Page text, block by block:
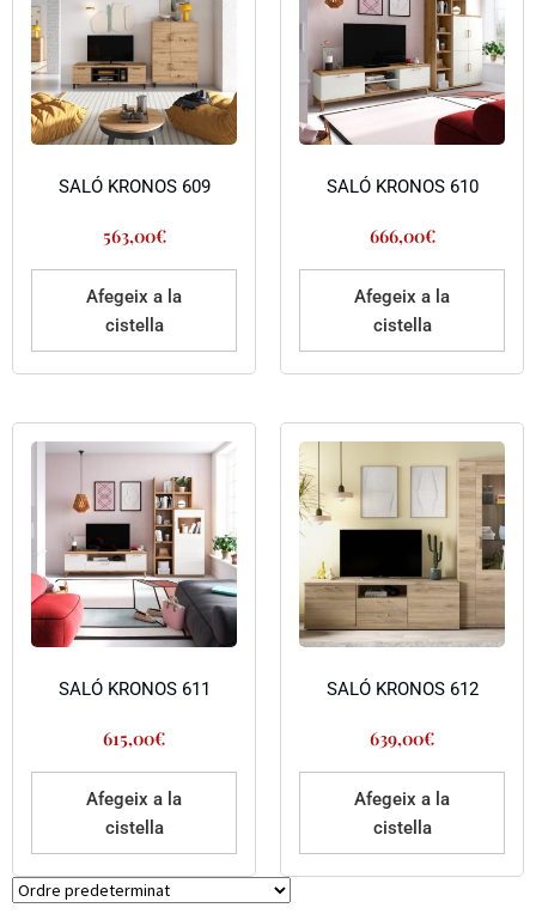
SALÓ KRONOS 609
563,00€
Afegeix a la
cistella
SALÓ KRONOS 610
666,00€
Afegeix a la
cistella
SALÓ KRONOS 611
615,00€
Afegeix a la
cistella
SALÓ KRONOS 612
639,00€
Afegeix a la
cistella